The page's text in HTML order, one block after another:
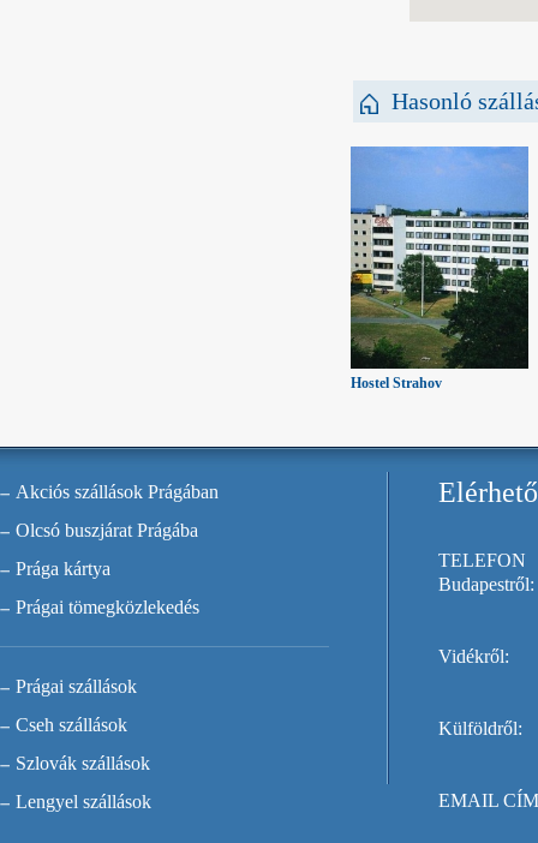
Hasonló
Hostel Strahov
Akciós szállások Prágában
Olcsó buszjárat Prágába
Prága kártya
Prágai tömegközlekedés
Prágai szállások
Cseh szállások
Szlovák szállások
Lengyel szállások
TELEFON
Budapestről:
Vidékről:
Külföldről:
EMAIL